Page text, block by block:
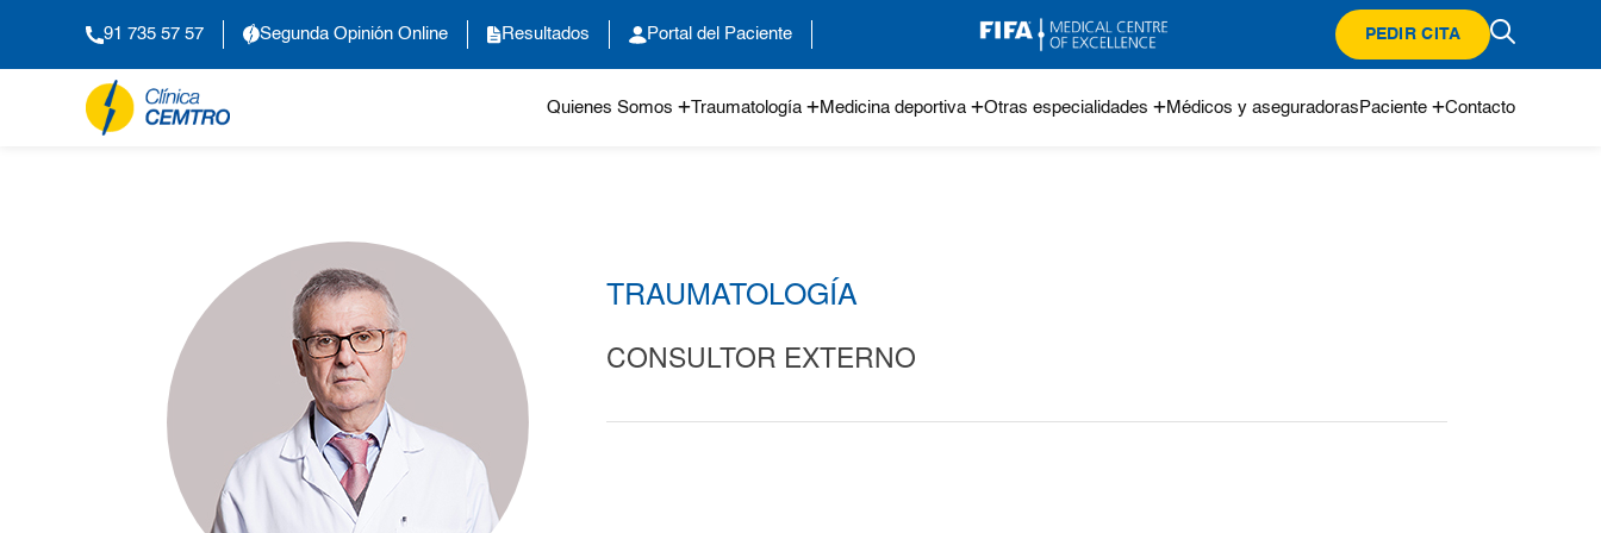
91 735 57 57 Segunda Opinión Online Resultados Portal del Paciente PEDIR CITA
Quienes Somos Traumatología Medicina deportiva Otras especialidades Médicos y aseguradoras Paciente Contacto
TRAUMATOLOGÍA
CONSULTOR EXTERNO